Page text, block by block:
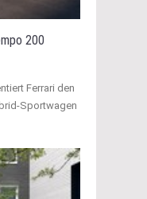
200
Ferrari den
Sportwagen